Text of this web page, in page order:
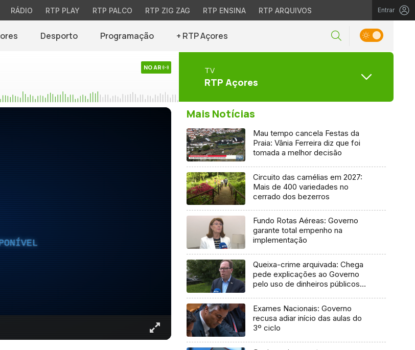
RÁDIO RTP PLAY RTP PALCO RTP ZIG ZAG RTP ENSINA RTP ARQUIVOS Entrar
Desporto Programação + RTP Açores
NO AR TV
RTP Açores
Mais Notícias
Mau tempo cancela Festas da
Praia: Vânia Ferreira diz que foi
tomada a melhor decisão
Circuito das camélias em 2027:
Mais de 400 variedades no
cerrado dos bezerros
Fundo Rotas Aéreas: Governo
garante total empenho na
implementação
Queixa-crime arquivada: Chega
pede explicações ao Governo
pelo uso de dinheiros públicos
Exames Nacionais: Governo
recusa adiar início das aulas do
3º ciclo